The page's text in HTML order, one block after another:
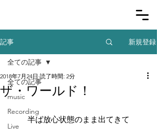
記事 新規登録
全ての記事
music
Recording
Live
全ての記事
ザ・ワールド！
2018年7月24日 読了時間: 2分
半ば放心状態のまま出てきて